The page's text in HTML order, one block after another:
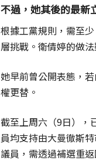
不過，她其後的最新
根據工黨規則，需至
層挑戰。衛倩婷的做
她早前曾公開表態，
權更替。
截至上周六（9日），
員均支持由大曼徹斯
議員，需透過補選重